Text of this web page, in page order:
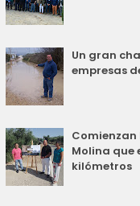
Un gran
empresas
Comienzan
Molina que
kilómetros